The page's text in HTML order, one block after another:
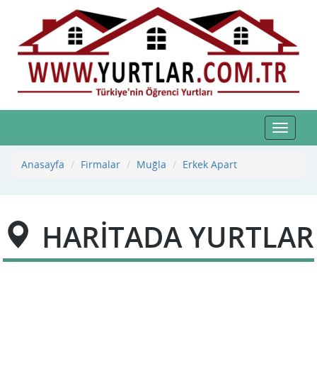
Toggle
Anasayfa
Firmalar Muğla Erkek Apart
HARİTADA YURTLAR